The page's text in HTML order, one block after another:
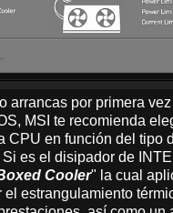
arrancas por primera
MSI te recomienda
CPU en función del tipo
es el disipador de
Cooler" la cual
el estrangulamiento